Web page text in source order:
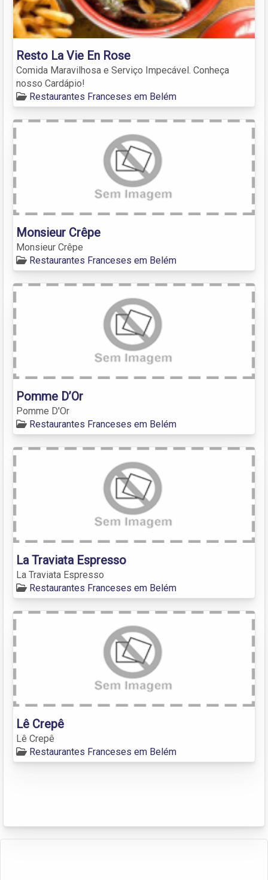
Resto La Vie En Rose
Comida Maravilhosa e Serviço Impecável. Conheça
nosso Cardápio!
Restaurantes Franceses em Belém
Monsieur Crêpe
Monsieur Crêpe
Restaurantes Franceses em Belém
Pomme D’Or
Pomme D'Or
Restaurantes Franceses em Belém
La Traviata Espresso
La Traviata Espresso
Restaurantes Franceses em Belém
Lê Crepê
Lê Crepê
Restaurantes Franceses em Belém